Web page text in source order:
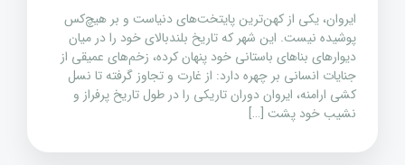
ایروان، یکی از کهن‌ترین پایتخت‌های دنیاست و بر هیچ‌کس
پوشیده نیست. این شهر که تاریخ بلندبالای خود را در میان
دیوارهای بناهای باستانی خود پنهان کرده، زخم‌های عمیقی از
جنایات انسانی بر چهره دارد: از غارت و تجاوز گرفته تا نسل
کشی ارامنه، ایروان دوران تاریکی را در طول تاریخ پرفراز و
نشیب خود پشت […]